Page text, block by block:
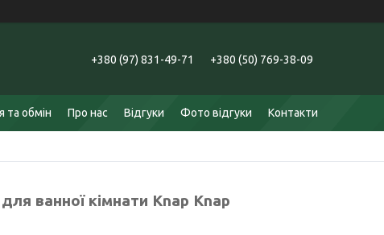
+380 (97) 831-49-71 +380 (50) 769-38-09
та обмін Про нас Відгуки Фото відгуки Контакти
ванної кімнати Knap Knap